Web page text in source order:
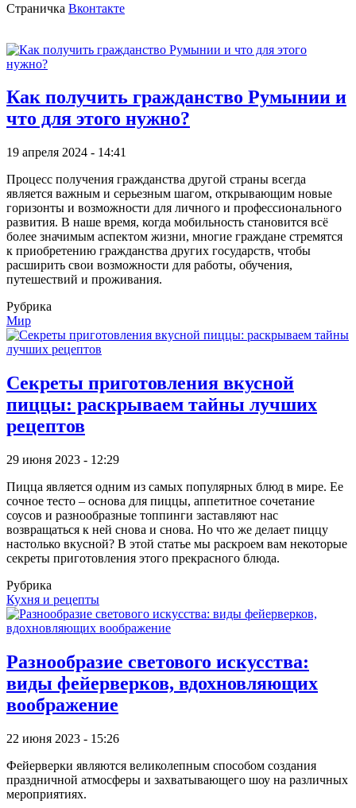
Страничка Вконтакте
Как получить гражданство Румынии и
что для этого нужно?
19 апреля 2024 - 14:41
Процесс получения гражданства другой страны всегда
является важным и серьезным шагом, открывающим новые
горизонты и возможности для личного и профессионального
развития. В наше время, когда мобильность становится всё
более значимым аспектом жизни, многие граждане стремятся
к приобретению гражданства других государств, чтобы
расширить свои возможности для работы, обучения,
путешествий и проживания.
Рубрика
Мир
Секреты приготовления вкусной
пиццы: раскрываем тайны лучших
рецептов
29 июня 2023 - 12:29
Пицца является одним из самых популярных блюд в мире. Ее
сочное тесто – основа для пиццы, аппетитное сочетание
соусов и разнообразные топпинги заставляют нас
возвращаться к ней снова и снова. Но что же делает пиццу
настолько вкусной? В этой статье мы раскроем вам некоторые
секреты приготовления этого прекрасного блюда.
Рубрика
Кухня и рецепты
Разнообразие светового искусства:
виды фейерверков, вдохновляющих
воображение
22 июня 2023 - 15:26
Фейерверки являются великолепным способом создания
праздничной атмосферы и захватывающего шоу на различных
мероприятиях.